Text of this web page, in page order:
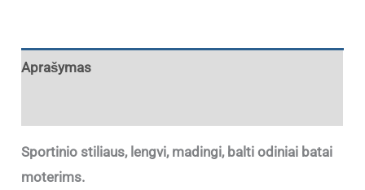
Aprašymas
Sportinio stiliaus, lengvi, madingi, balti odiniai batai
moterims.